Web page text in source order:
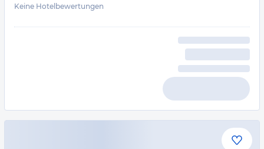
Keine Hotelbewertungen